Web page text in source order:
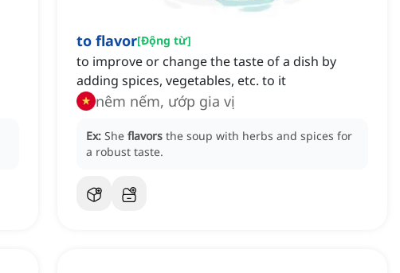
to flavor[Động từ]
to improve or change the taste of a dish by
adding spices, vegetables, etc. to it
nêm nếm, ướp gia vị
Ex: She flavors the soup with herbs and spices for
a robust taste.